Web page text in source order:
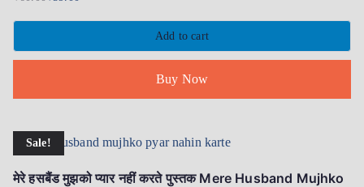
Add to cart
Buy Now
Sale!
मेरे हसबैंड मुझको प्यार नहीं करते पुस्तक Mere Husband Mujhko